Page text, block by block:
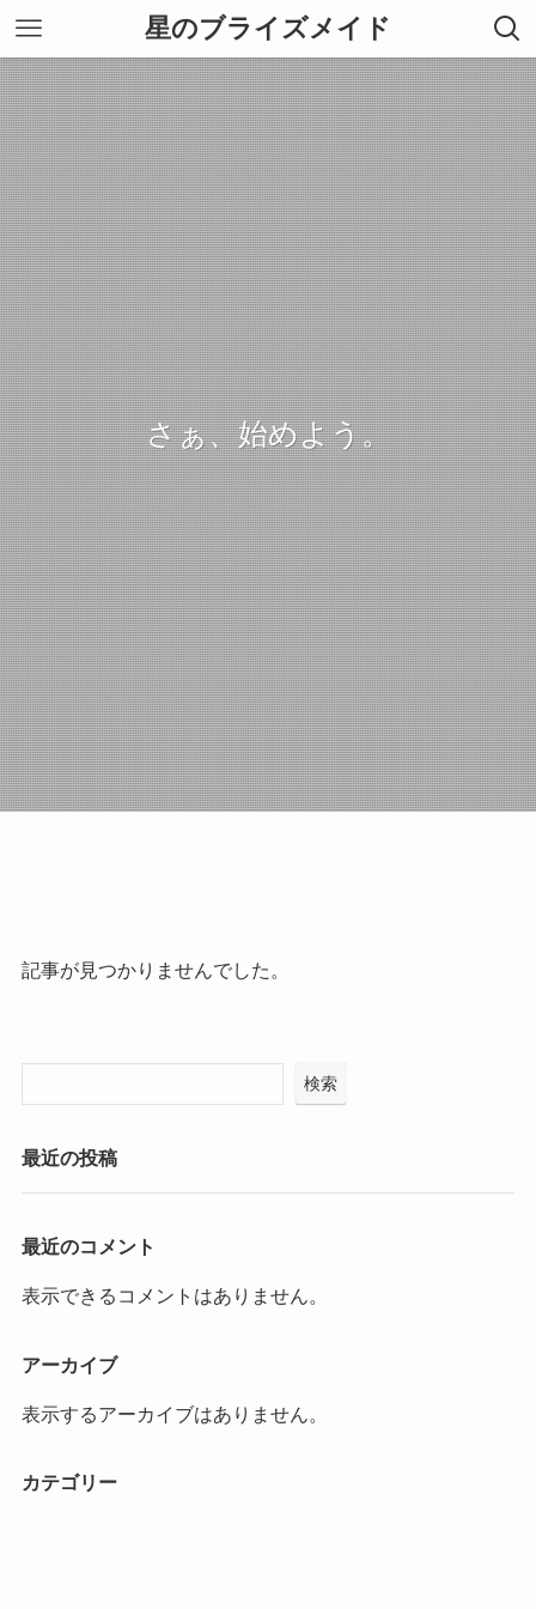
星のブライズメイド
さぁ、始めよう。
記事が見つかりませんでした。
検索
最近の投稿
最近のコメント
表示できるコメントはありません。
アーカイブ
表示するアーカイブはありません。
カテゴリー